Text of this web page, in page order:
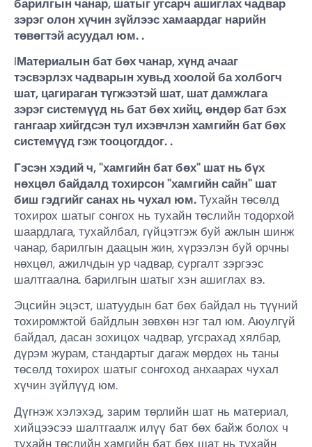
барилгын чанар, шатыг угсарч ашиглах чадвар
зэрэг олон хүчин зүйлээс хамаардаг нарийн
төвөгтэй асуудал юм. .
IМатериалын бат бөх чанар, хүнд ачааг
тэсвэрлэх чадварын хувьд хоолой ба холбогч
шат, цагираган түгжээтэй шат, шат дамжлага
зэрэг системүүд нь бат бөх хийц, өндөр бат бэх
гангаар хийгдсэн тул ихэвчлэн хамгийн бат бөх
системүүд гэж тооцогддог. .
Гэсэн хэдий ч, "хамгийн бат бөх" шат нь бүх
нөхцөл байдалд тохирсон "хамгийн сайн" шат
биш гэдгийг санах нь чухал юм.Тухайн төсөлд
тохирох шатыг сонгох нь тухайн төслийн тодорхой
шаардлага, тухайлбал, гүйцэтгэж буй ажлын шинж
чанар, барилгын даацын жин, хүрээлэн буй орчны
нөхцөл, ажилчдын ур чадвар, сургалт зэргээс
шалтгаална. барилгын шатыг хэн ашиглах вэ.
Эцсийн эцэст, шатуудын бат бөх байдал нь түүний
тохиромжтой байдлын зөвхөн нэг тал юм. Аюулгүй
байдал, дасан зохицох чадвар, угсрахад хялбар,
дүрэм журам, стандартыг дагаж мөрдөх нь таны
төсөлд тохирох шатыг сонгоход анхаарах чухал
хүчин зүйлүүд юм.
Дүгнэж хэлэхэд, зарим төрлийн шат нь материал,
хийцээсээ шалтгаалж илүү бат бөх байж болох ч
тухайн төслийн хамгийн бат бөх шат нь тухайн